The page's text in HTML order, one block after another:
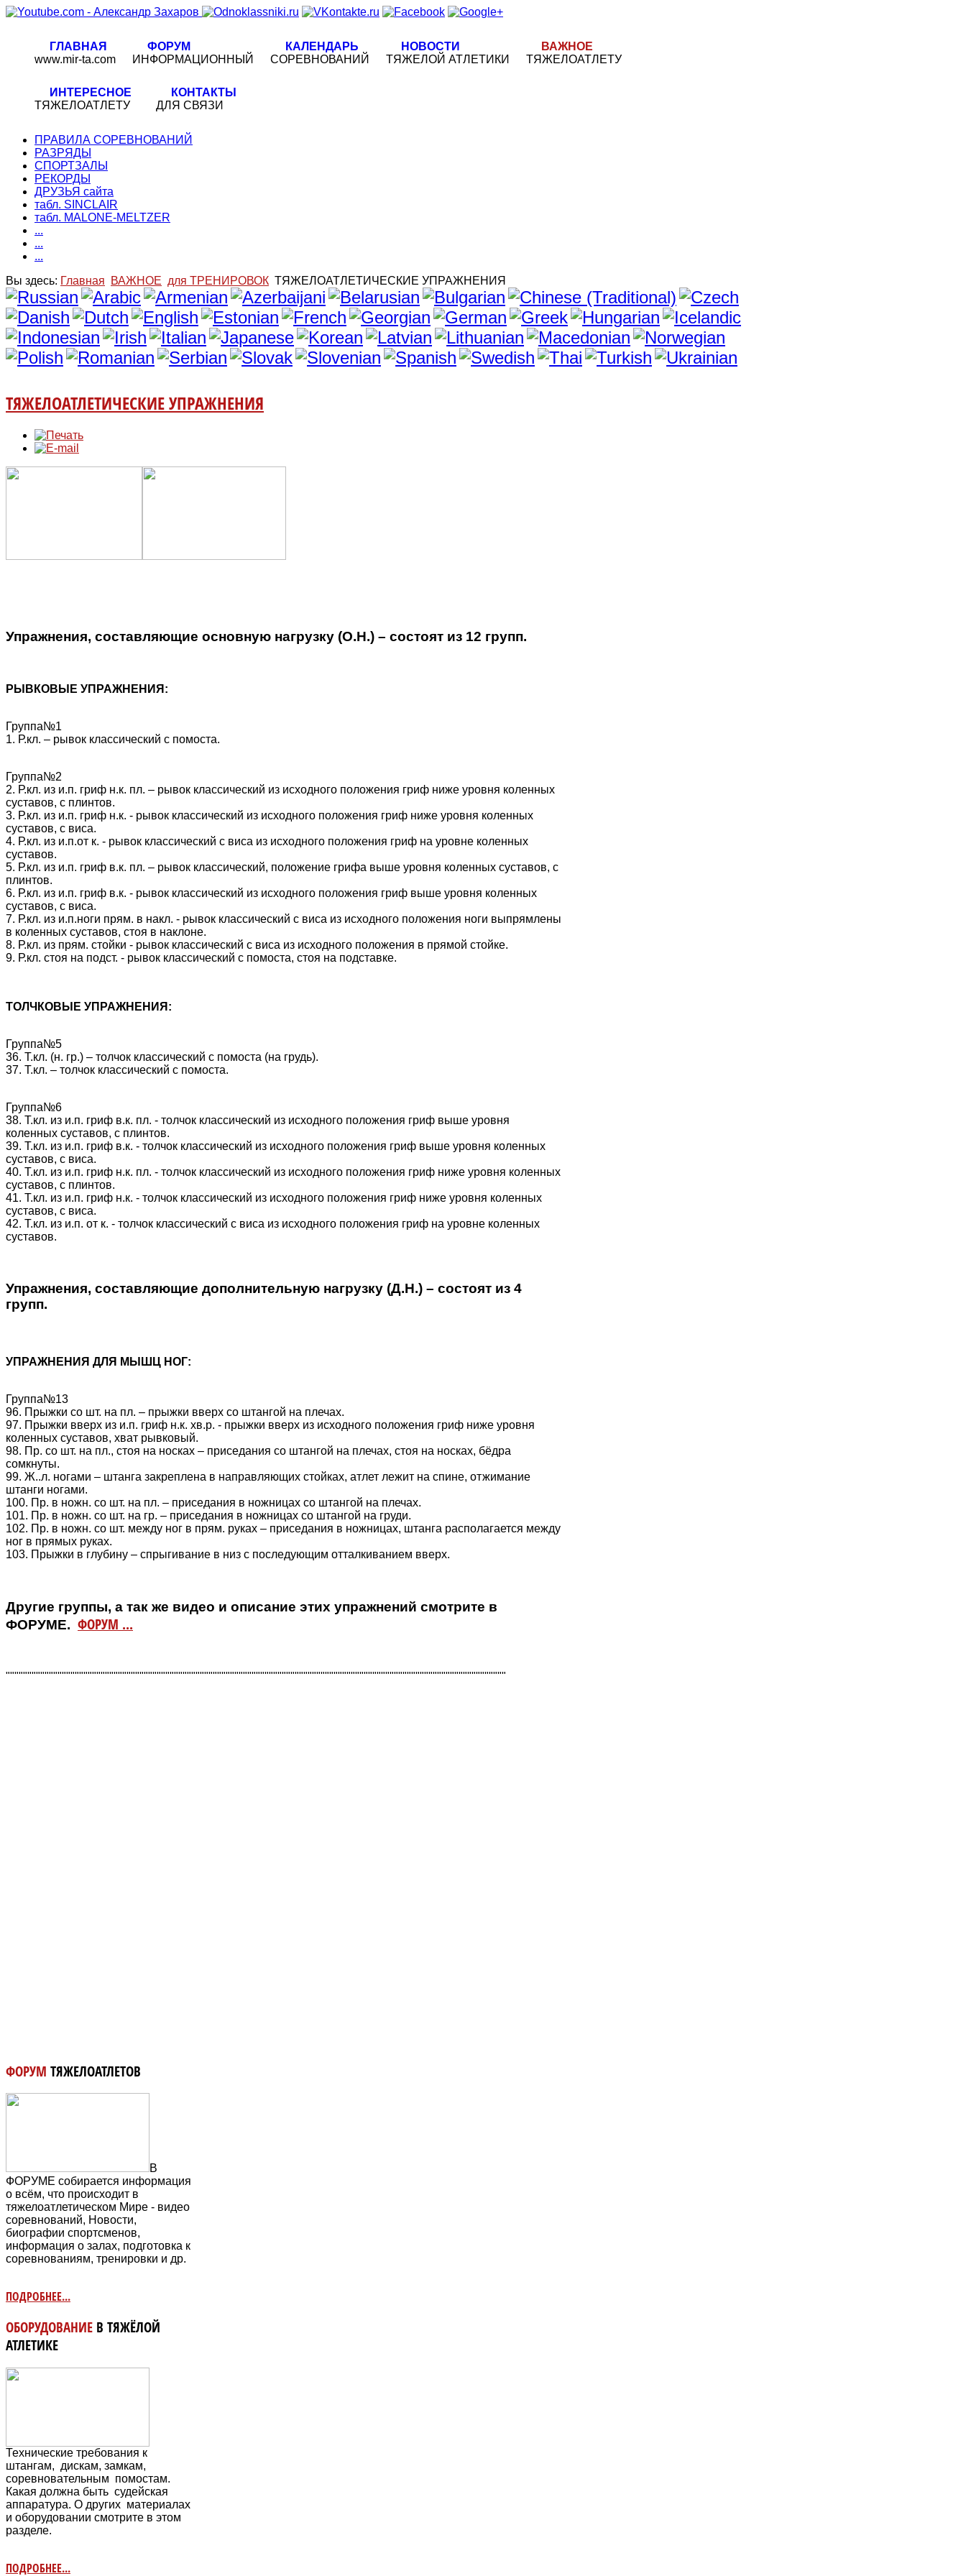
ГЛАВНАЯ
www.mir-ta.com
ФОРУМ
ИНФОРМАЦИОННЫЙ
КАЛЕНДАРЬ
СОРЕВНОВАНИЙ
НОВОСТИ
ТЯЖЕЛОЙ АТЛЕТИКИ
ВАЖНОЕ
ТЯЖЕЛОАТЛЕТУ
ИНТЕРЕСНОЕ
ТЯЖЕЛОАТЛЕТУ
КОНТАКТЫ
ДЛЯ СВЯЗИ
ПРАВИЛА СОРЕВНОВАНИЙ
РАЗРЯДЫ
СПОРТЗАЛЫ
РЕКОРДЫ
ДРУЗЬЯ сайта
табл. SINCLAIR
табл. MALONE-MELTZER
...
...
...
Вы здесь: Главная ВАЖНОЕ для ТРЕНИРОВОК ТЯЖЕЛОАТЛЕТИЧЕСКИЕ УПРАЖНЕНИЯ
ТЯЖЕЛОАТЛЕТИЧЕСКИЕ УПРАЖНЕНИЯ
Упражнения, составляющие основную нагрузку (О.Н.) – состоят из 12 групп.
РЫВКОВЫЕ УПРАЖНЕНИЯ:
Группа№1
1. Р.кл. – рывок классический с помоста.
Группа№2
2. Р.кл. из и.п. гриф н.к. пл. – рывок классический из исходного положения гриф ниже уровня коленных
суставов, с плинтов.
3. Р.кл. из и.п. гриф н.к. - рывок классический из исходного положения гриф ниже уровня коленных
суставов, с виса.
4. Р.кл. из и.п.от к. - рывок классический с виса из исходного положения гриф на уровне коленных
суставов.
5. Р.кл. из и.п. гриф в.к. пл. – рывок классический, положение грифа выше уровня коленных суставов, с
плинтов.
6. Р.кл. из и.п. гриф в.к. - рывок классический из исходного положения гриф выше уровня коленных
суставов, с виса.
7. Р.кл. из и.п.ноги прям. в накл. - рывок классический с виса из исходного положения ноги выпрямлены
в коленных суставов, стоя в наклоне.
8. Р.кл. из прям. стойки - рывок классический с виса из исходного положения в прямой стойке.
9. Р.кл. стоя на подст. - рывок классический с помоста, стоя на подставке.
ТОЛЧКОВЫЕ УПРАЖНЕНИЯ:
Группа№5
36. Т.кл. (н. гр.) – толчок классический с помоста (на грудь).
37. Т.кл. – толчок классический с помоста.
Группа№6
38. Т.кл. из и.п. гриф в.к. пл. - толчок классический из исходного положения гриф выше уровня
коленных суставов, с плинтов.
39. Т.кл. из и.п. гриф в.к. - толчок классический из исходного положения гриф выше уровня коленных
суставов, с виса.
40. Т.кл. из и.п. гриф н.к. пл. - толчок классический из исходного положения гриф ниже уровня коленных
суставов, с плинтов.
41. Т.кл. из и.п. гриф н.к. - толчок классический из исходного положения гриф ниже уровня коленных
суставов, с виса.
42. Т.кл. из и.п. от к. - толчок классический с виса из исходного положения гриф на уровне коленных
суставов.
Упражнения, составляющие дополнительную нагрузку (Д.Н.) – состоят из 4
групп.
УПРАЖНЕНИЯ ДЛЯ МЫШЦ НОГ:
Группа№13
96. Прыжки со шт. на пл. – прыжки вверх со штангой на плечах.
97. Прыжки вверх из и.п. гриф н.к. хв.р. - прыжки вверх из исходного положения гриф ниже уровня
коленных суставов, хват рывковый.
98. Пр. со шт. на пл., стоя на носках – приседания со штангой на плечах, стоя на носках, бёдра
сомкнуты.
99. Ж..л. ногами – штанга закреплена в направляющих стойках, атлет лежит на спине, отжимание
штанги ногами.
100. Пр. в ножн. со шт. на пл. – приседания в ножницах со штангой на плечах.
101. Пр. в ножн. со шт. на гр. – приседания в ножницах со штангой на груди.
102. Пр. в ножн. со шт. между ног в прям. руках – приседания в ножницах, штанга располагается между
ног в прямых руках.
103. Прыжки в глубину – спрыгивание в низ с последующим отталкиванием вверх.
Другие группы, а так же видео и описание этих упражнений смотрите в
ФОРУМЕ. ФОРУМ ...
""""""""""""""""""""""""""""""""""""""""""""""""""""""""""""""""""""""""""""""""""""""""""""""""""""""""""""""""""""
ФОРУМ ТЯЖЕЛОАТЛЕТОВ
В
ФОРУМЕ собирается информация
о всём, что происходит в
тяжелоатлетическом Мире - видео
соревнований, Новости,
биографии спортсменов,
информация о залах, подготовка к
соревнованиям, тренировки и др.
ПОДРОБНЕЕ...
ОБОРУДОВАНИЕ В ТЯЖЁЛОЙ
АТЛЕТИКЕ
Технические требования к
штангам, дискам, замкам,
соревновательным помостам.
Какая должна быть судейская
аппаратура. О других материалах
и оборудовании смотрите в этом
разделе.
ПОДРОБНЕЕ...